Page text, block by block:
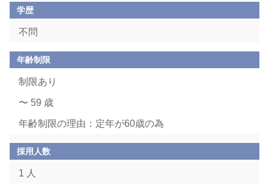
学歴
不問
年齢制限
制限あり
〜 59 歳
年齢制限の理由：定年が60歳の為
採用人数
1 人